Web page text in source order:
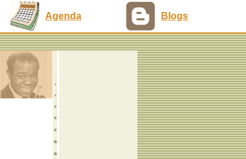
Agenda Blogs